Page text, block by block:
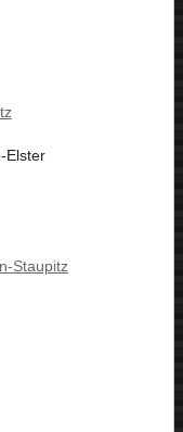
Elster
Staupitz